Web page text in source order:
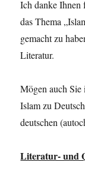
Ich danke
das Thema
gemacht zu
Literatur.
Mögen auch Sie
Islam zu
deutschen
Literatur- und